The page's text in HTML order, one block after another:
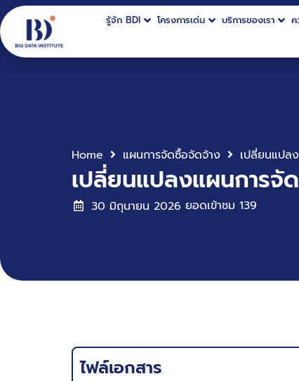
รู้จัก BDI โครงการเด่น บริการของเรา ค
Home แผนการจัดซื้อจัดจ้าง
เปลี่ยนแปลงแผนการจั
30 มิถุนายน 2026 ยอดเข้าชม 139
ไฟล์เอกสาร